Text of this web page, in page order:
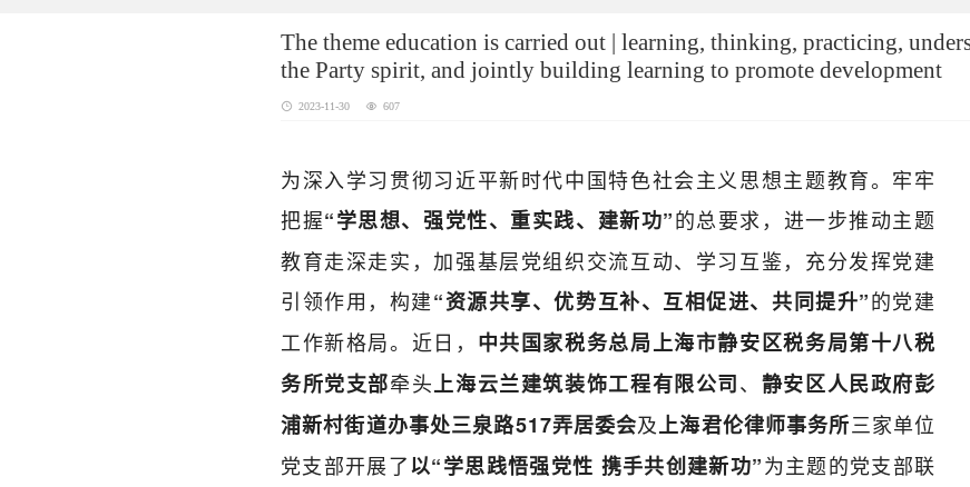
The theme education is carried out | learning, thinking, practicing,
the Party spirit, and jointly building learning to promote development
2023-11-30 607
为深入学习贯彻习近平新时代中国特色社会主义思想主题教育。牢牢
把握“学思想、强党性、重实践、建新功”的总要求，进一步推动主题
教育走深走实，加强基层党组织交流互动、学习互鉴，充分发挥党建
引领作用，构建“资源共享、优势互补、互相促进、共同提升”的党建
工作新格局。近日， 中共国家税务总局上海市静安区税务局第十八税
务所党支部牵头上海云兰建筑装饰工程有限公司、 静安区人民政府彭
浦新村街道办事处三泉路517弄居委会及上海君伦律师事务所三家单位
党支部开展了以“学思践悟强党性 携手共创建新功”为主题的党支部联